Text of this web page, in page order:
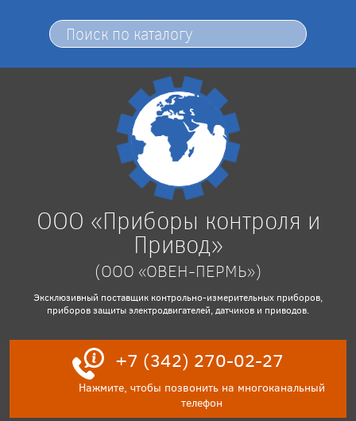
ООО «Приборы контроля и
Привод»
(ООО «ОВЕН-ПЕРМЬ»)
Эксклюзивный поставщик контрольно-измерительных приборов,
приборов защиты электродвигателей, датчиков и приводов.
+7 (342) 270-02-27
Нажмите, чтобы позвонить на многоканальный
телефон